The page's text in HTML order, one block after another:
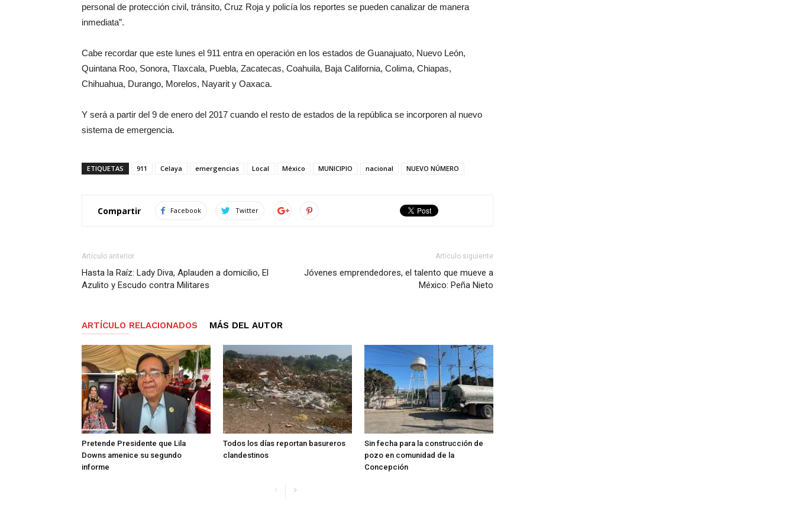
personal de protección civil, tránsito, Cruz Roja y policía los reportes se pueden canalizar de manera
inmediata”.
Cabe recordar que este lunes el 911 entra en operación en los estados de Guanajuato, Nuevo León,
Quintana Roo, Sonora, Tlaxcala, Puebla, Zacatecas, Coahuila, Baja California, Colima, Chiapas,
Chihuahua, Durango, Morelos, Nayarit y Oaxaca.
Y será a partir del 9 de enero del 2017 cuando el resto de estados de la república se incorporen al nuevo
sistema de emergencia.
ETIQUETAS 911 Celaya emergencias Local México MUNICIPIO nacional NUEVO NÚMERO
Compartir Facebook Twitter
Artículo anterior
Hasta la Raíz: Lady Diva, Aplauden a domicilio, El
Azulito y Escudo contra Militares
Artículo siguiente
Jóvenes emprendedores, el talento que mueve a
México: Peña Nieto
ARTÍCULO RELACIONADOS MÁS DEL AUTOR
Pretende Presidente que Lila
Downs amenice su segundo
informe
Todos los días reportan basureros
clandestinos
Sin fecha para la construcción de
pozo en comunidad de la
Concepción